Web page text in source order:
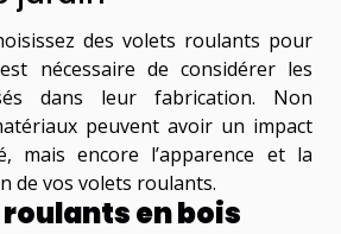
des volets roulants pour
nécessaire de considérer les
dans leur fabrication. Non
peuvent avoir un impact
mais encore l’apparence et la
de vos volets roulants.
en bois